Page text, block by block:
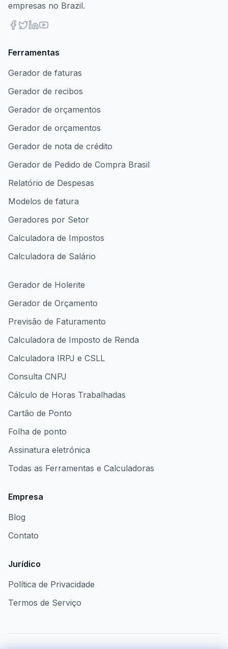
empresas no Brazil.
Ferramentas
Gerador de faturas
Gerador de recibos
Gerador de orçamentos
Gerador de orçamentos
Gerador de nota de crédito
Gerador de Pedido de Compra Brasil
Relatório de Despesas
Modelos de fatura
Geradores por Setor
Calculadora de Impostos
Calculadora de Salário
Gerador de Holerite
Gerador de Orçamento
Previsão de Faturamento
Calculadora de Imposto de Renda
Calculadora IRPJ e CSLL
Consulta CNPJ
Cálculo de Horas Trabalhadas
Cartão de Ponto
Folha de ponto
Assinatura eletrónica
Todas as Ferramentas e Calculadoras
Empresa
Blog
Contato
Jurídico
Política de Privacidade
Termos de Serviço